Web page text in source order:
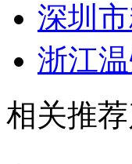
深圳
浙江
相关推